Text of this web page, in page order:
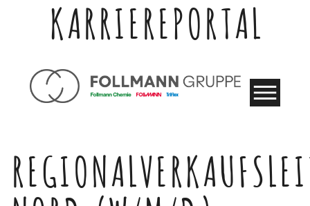
KARRIEREPORTAL